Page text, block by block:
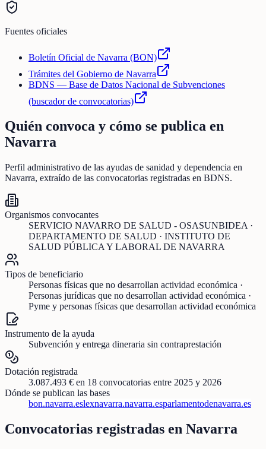
Fuentes oficiales
Boletín Oficial de Navarra (BON)
Trámites del Gobierno de Navarra
BDNS — Base de Datos Nacional de Subvenciones
(buscador de convocatorias)
Quién convoca y cómo se publica en
Navarra
Perfil administrativo de las ayudas de sanidad y dependencia en
Navarra, extraído de las convocatorias registradas en BDNS.
Organismos convocantes
SERVICIO NAVARRO DE SALUD - OSASUNBIDEA ·
DEPARTAMENTO DE SALUD · INSTITUTO DE
SALUD PÚBLICA Y LABORAL DE NAVARRA
Tipos de beneficiario
Personas físicas que no desarrollan actividad económica ·
Personas jurídicas que no desarrollan actividad económica ·
Pyme y personas físicas que desarrollan actividad económica
Instrumento de la ayuda
Subvención y entrega dineraria sin contraprestación
Dotación registrada
3.087.493 € en 18 convocatorias entre 2025 y 2026
Dónde se publican las bases
bon.navarra.eslexnavarra.navarra.esparlamentodenavarra.es
Convocatorias registradas en Navarra